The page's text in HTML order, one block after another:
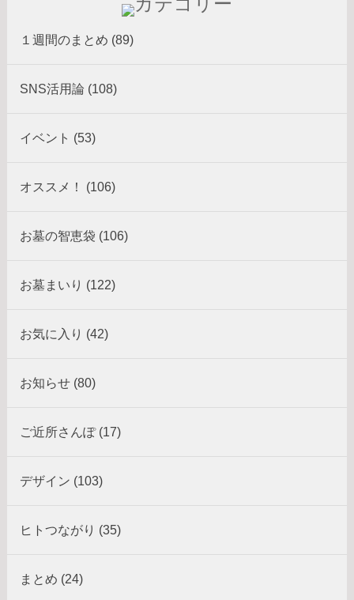
１週間のまとめ (89)
SNS活用論 (108)
イベント (53)
オススメ！ (106)
お墓の智恵袋 (106)
お墓まいり (122)
お気に入り (42)
お知らせ (80)
ご近所さんぽ (17)
デザイン (103)
ヒトつながり (35)
まとめ (24)